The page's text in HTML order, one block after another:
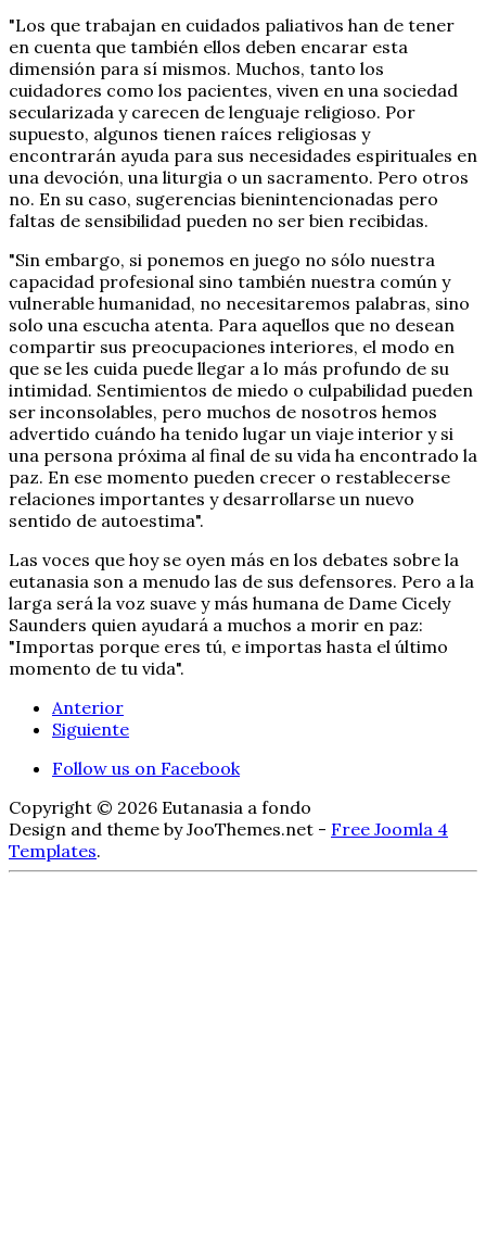
"Los que trabajan en cuidados paliativos han de tener
en cuenta que también ellos deben encarar esta
dimensión para sí mismos. Muchos, tanto los
cuidadores como los pacientes, viven en una sociedad
secularizada y carecen de lenguaje religioso. Por
supuesto, algunos tienen raíces religiosas y
encontrarán ayuda para sus necesidades espirituales en
una devoción, una liturgia o un sacramento. Pero otros
no. En su caso, sugerencias bienintencionadas pero
faltas de sensibilidad pueden no ser bien recibidas.
"Sin embargo, si ponemos en juego no sólo nuestra
capacidad profesional sino también nuestra común y
vulnerable humanidad, no necesitaremos palabras, sino
solo una escucha atenta. Para aquellos que no desean
compartir sus preocupaciones interiores, el modo en
que se les cuida puede llegar a lo más profundo de su
intimidad. Sentimientos de miedo o culpabilidad pueden
ser inconsolables, pero muchos de nosotros hemos
advertido cuándo ha tenido lugar un viaje interior y si
una persona próxima al final de su vida ha encontrado la
paz. En ese momento pueden crecer o restablecerse
relaciones importantes y desarrollarse un nuevo
sentido de autoestima".
Las voces que hoy se oyen más en los debates sobre la
eutanasia son a menudo las de sus defensores. Pero a la
larga será la voz suave y más humana de Dame Cicely
Saunders quien ayudará a muchos a morir en paz:
"Importas porque eres tú, e importas hasta el último
momento de tu vida".
Anterior
Siguiente
Follow us on Facebook
Copyright © 2026 Eutanasia a fondo
Design and theme by JooThemes.net - Free Joomla 4
Templates.